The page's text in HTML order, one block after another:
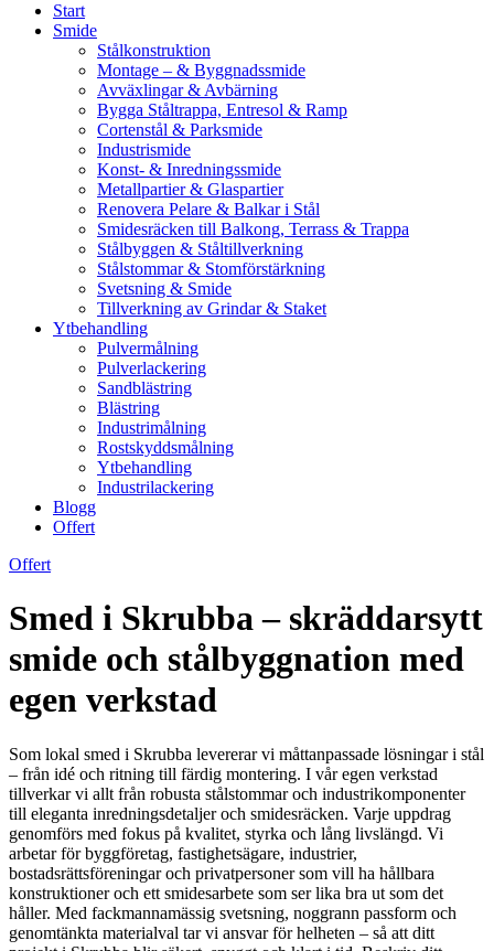
Start
Smide
Stålkonstruktion
Montage – & Byggnadssmide
Avväxlingar & Avbärning
Bygga Ståltrappa, Entresol & Ramp
Cortenstål & Parksmide
Industrismide
Konst- & Inredningssmide
Metallpartier & Glaspartier
Renovera Pelare & Balkar i Stål
Smidesräcken till Balkong, Terrass & Trappa
Stålbyggen & Ståltillverkning
Stålstommar & Stomförstärkning
Svetsning & Smide
Tillverkning av Grindar & Staket
Ytbehandling
Pulvermålning
Pulverlackering
Sandblästring
Blästring
Industrimålning
Rostskyddsmålning
Ytbehandling
Industrilackering
Blogg
Offert
Offert
Smed i Skrubba – skräddarsytt
smide och stålbyggnation med
egen verkstad
Som lokal smed i Skrubba levererar vi måttanpassade lösningar i stål
– från idé och ritning till färdig montering. I vår egen verkstad
tillverkar vi allt från robusta stålstommar och industrikomponenter
till eleganta inredningsdetaljer och smidesräcken. Varje uppdrag
genomförs med fokus på kvalitet, styrka och lång livslängd. Vi
arbetar för byggföretag, fastighetsägare, industrier,
bostadsrättsföreningar och privatpersoner som vill ha hållbara
konstruktioner och ett smidesarbete som ser lika bra ut som det
håller. Med fackmannamässig svetsning, noggrann passform och
genomtänkta materialval tar vi ansvar för helheten – så att ditt